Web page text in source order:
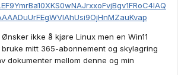
ikke å kjøre Linux men en Win11
mitt 365-abonnement og skylagring
dokumenter mellom denne og min